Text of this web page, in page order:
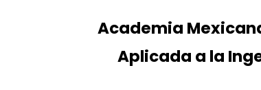
Academia
Aplicada a la